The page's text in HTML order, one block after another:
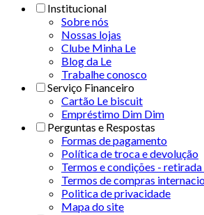
Institucional
Sobre nós
Nossas lojas
Clube Minha Le
Blog da Le
Trabalhe conosco
Serviço Financeiro
Cartão Le biscuit
Empréstimo Dim Dim
Perguntas e Respostas
Formas de pagamento
Política de troca e devolução
Termos e condições - retirada
Termos de compras
Politica de privacidade
Mapa do site